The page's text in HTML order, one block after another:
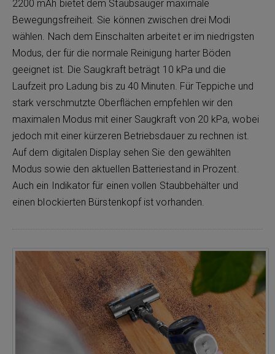
2200 mAh bietet dem Staubsauger maximale
Bewegungsfreiheit. Sie können zwischen drei Modi
wählen. Nach dem Einschalten arbeitet er im niedrigsten
Modus, der für die normale Reinigung harter Böden
geeignet ist. Die Saugkraft beträgt 10 kPa und die
Laufzeit pro Ladung bis zu 40 Minuten. Für Teppiche und
stark verschmutzte Oberflächen empfehlen wir den
maximalen Modus mit einer Saugkraft von 20 kPa, wobei
jedoch mit einer kürzeren Betriebsdauer zu rechnen ist.
Auf dem digitalen Display sehen Sie den gewählten
Modus sowie den aktuellen Batteriestand in Prozent.
Auch ein Indikator für einen vollen Staubbehälter und
einen blockierten Bürstenkopf ist vorhanden.